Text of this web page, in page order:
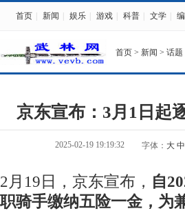
首页 新闻 娱乐 游戏 科普 文学
首页 > 新闻 > 话题
京东宣布：3月1日起
2025-02-19 19:19:32 字体： 大 中
2月19日，京东宣布， 自
职骑手缴纳五险一金，为